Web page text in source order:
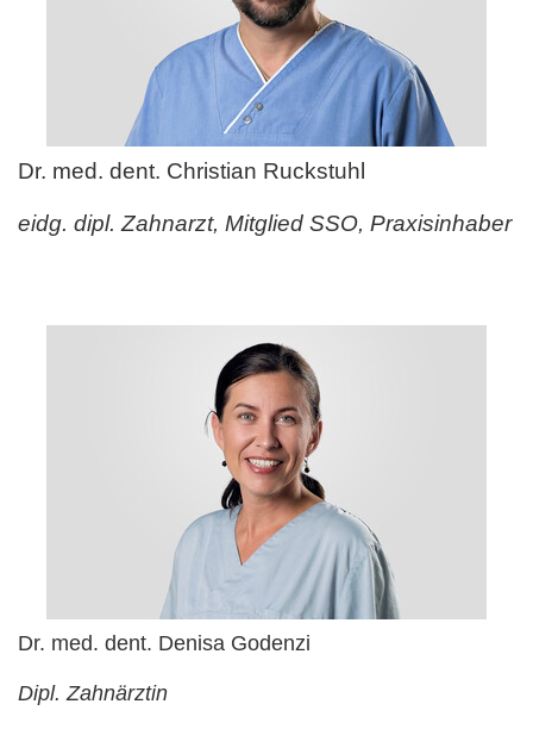
Dr. med. dent. Christian Ruckstuhl
eidg. dipl. Zahnarzt, Mitglied SSO, Praxisinhaber
Dr. med. dent. Denisa Godenzi
Dipl. Zahnärztin